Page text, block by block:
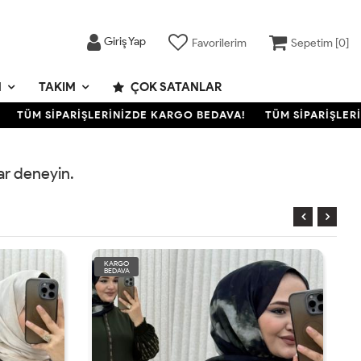
Giriş Yap Favorilerim Sepetim [0]
TAKIM ÇOK SATANLAR
TÜM SİPARİŞLERİNİZDE KARGO BEDAVA! TÜM
deneyin.
KARGO
BEDAVA